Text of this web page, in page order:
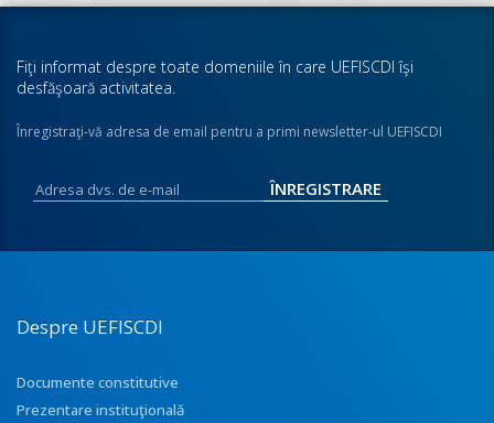
Fiţi informat despre toate domeniile în care UEFISCDI îşi
desfăşoară activitatea.
Înregistraţi-vă adresa de email pentru a primi newsletter-ul UEFISCDI
Despre UEFISCDI
Documente constitutive
Prezentare instituţională